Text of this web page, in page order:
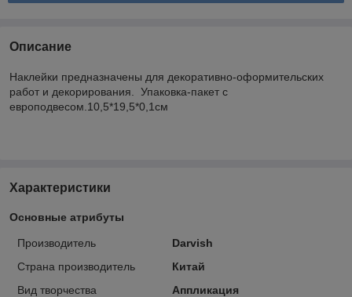
Описание
Наклейки предназначены для декоративно-оформительских
работ и декорирования. Упаковка-пакет с
европодвесом.10,5*19,5*0,1см
Характеристики
Основные атрибуты
Производитель
Darvish
Страна производитель
Китай
Вид творчества
Аппликация